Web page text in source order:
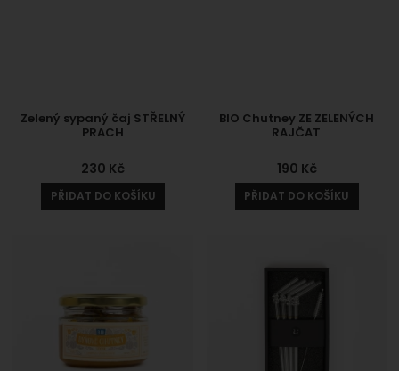
Zelený sypaný čaj STŘELNÝ
PRACH
230 Kč
PŘIDAT DO KOŠÍKU
BIO Chutney ZE ZELENÝCH
RAJČAT
190 Kč
PŘIDAT DO KOŠÍKU